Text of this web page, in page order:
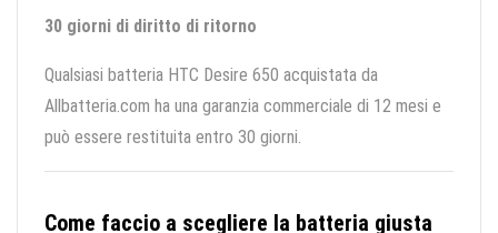
30 giorni di diritto di ritorno
Qualsiasi batteria HTC Desire 650 acquistata da
Allbatteria.com ha una garanzia commerciale di 12 mesi e
può essere restituita entro 30 giorni.
Come faccio a scegliere la batteria giusta